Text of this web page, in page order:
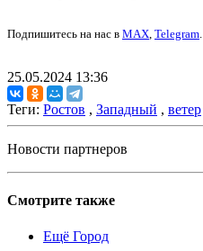
Подпишитесь на нас в MAX, Telegram.
25.05.2024 13:36
Теги: Ростов , Западный , ветер
Новости партнеров
Смотрите также
Ещё Город